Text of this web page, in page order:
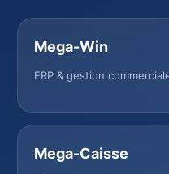
Mega-Win
ERP & gestion
Mega-Caisse